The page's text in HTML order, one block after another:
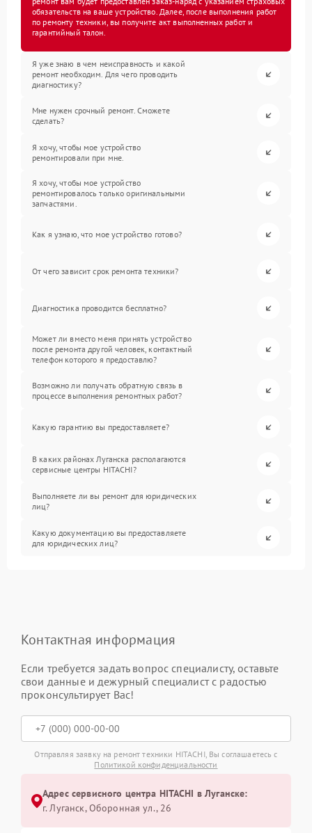
обязательств на ваше устройство. Далее, после выполнения работ
по ремонту техники, вы получите акт выполненных работ и
гарантийный талон.
Я уже знаю в чем неисправность и какой
ремонт необходим. Для чего проводить
диагностику?
Мне нужен срочный ремонт. Сможете
сделать?
Я хочу, чтобы мое устройство
ремонтировали при мне.
Я хочу, чтобы мое устройство
ремонтировалось только оригинальными
запчастями.
Как я узнаю, что мое устройство готово?
От чего зависит срок ремонта техники?
Диагностика проводится бесплатно?
Может ли вместо меня принять устройство
после ремонта другой человек, контактный
телефон которого я предоставлю?
Возможно ли получать обратную связь в
процессе выполнения ремонтных работ?
Какую гарантию вы предоставляете?
В каких районах Луганска располагаются
сервисные центры HITACHI?
Выполняете ли вы ремонт для юридических
лиц?
Какую документацию вы предоставляете
для юридических лиц?
Контактная информация
Если требуется задать вопрос специалисту, оставьте
свои данные и дежурный специалист с радостью
проконсультирует Вас!
Отправляя заявку на ремонт техники HITACHI, Вы соглашаетесь с
Политикой конфиденциальности
Адрес сервисного центра HITACHI в Луганске:
г. Луганск, Оборонная ул., 26